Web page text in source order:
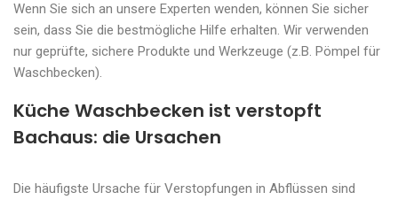
Wenn Sie sich an unsere Experten wenden, können Sie sicher
sein, dass Sie die bestmögliche Hilfe erhalten. Wir verwenden
nur geprüfte, sichere Produkte und Werkzeuge (z.B. Pömpel für
Waschbecken).
Küche Waschbecken ist verstopft
Bachaus: die Ursachen
Die häufigste Ursache für Verstopfungen in Abflüssen sind